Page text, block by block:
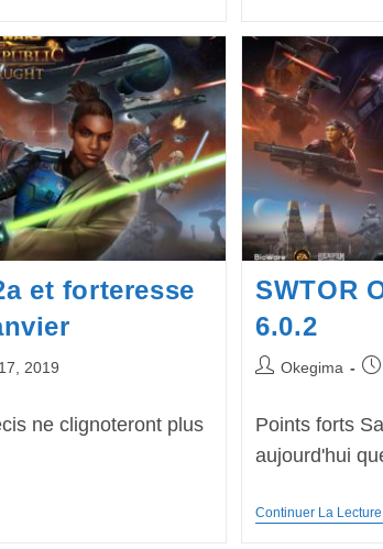
et forteresse
2019
ne clignoteront plus
SWTOR
6.0.2
Okegima
Points forts
aujourd'hui
Continuer La Lecture